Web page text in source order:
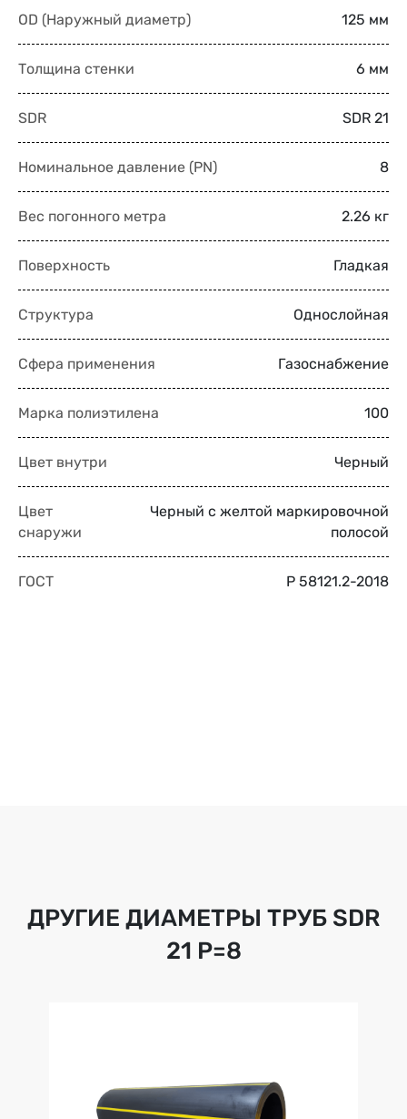
OD (Наружный диаметр) 125 мм
Толщина стенки 6 мм
SDR SDR 21
Номинальное давление (PN) 8
Вес погонного метра 2.26 кг
Поверхность Гладкая
Структура Однослойная
Сфера применения Газоснабжение
Марка полиэтилена 100
Цвет внутри Черный
Цвет
снаружи
Черный с желтой маркировочной
полосой
ГОСТ Р 58121.2-2018
ДРУГИЕ ДИАМЕТРЫ ТРУБ SDR
21 Р=8